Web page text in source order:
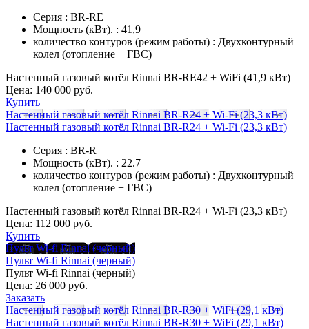
Серия : BR-RE
Мощность (кВт). : 41,9
количество контуров (режим работы) : Двухконтурный
колел (отопление + ГВС)
Настенный газовый котёл Rinnai BR-RE42 + WiFi (41,9 кВт)
Цена: 140 000 руб.
Купить
Настенный газовый котёл Rinnai BR-R24 + Wi-Fi (23,3 кВт)
Настенный газовый котёл Rinnai BR-R24 + Wi-Fi (23,3 кВт)
Серия : BR-R
Мощность (кВт). : 22.7
количество контуров (режим работы) : Двухконтурный
колел (отопление + ГВС)
Настенный газовый котёл Rinnai BR-R24 + Wi-Fi (23,3 кВт)
Цена: 112 000 руб.
Купить
Пульт Wi-fi Rinnai (черный)
Пульт Wi-fi Rinnai (черный)
Пульт Wi-fi Rinnai (черный)
Цена: 26 000 руб.
Заказать
Настенный газовый котёл Rinnai BR-R30 + WiFi (29,1 кВт)
Настенный газовый котёл Rinnai BR-R30 + WiFi (29,1 кВт)